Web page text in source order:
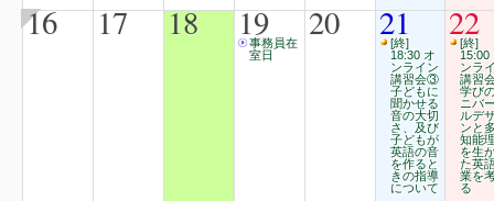
16 17 18 19
事務員在
室日
20 21
[終]
18:30 オ
ンライン
講習会③
子どもに
聞かせる
音の大切
さ、及び
子どもが
英語の音
を作ると
きの指導
について
22
[終]
15:00
ンラ
講習
学び
ニバ
ルデ
ンと
知能
を生
た英
業を
る